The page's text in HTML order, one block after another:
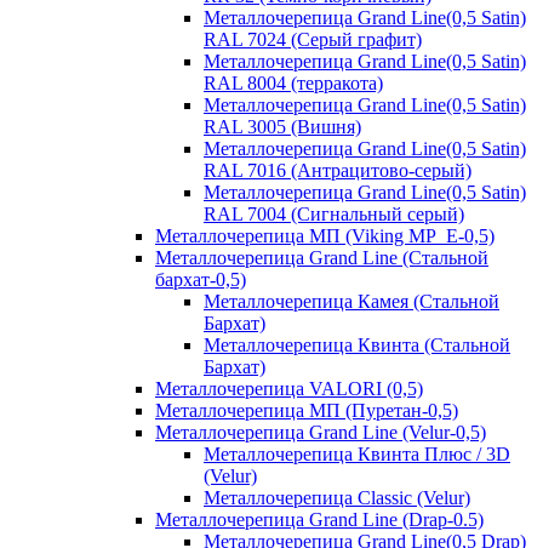
Металлочерепица Grand Line(0,5 Satin)
RAL 7024 (Серый графит)
Металлочерепица Grand Line(0,5 Satin)
RAL 8004 (терракота)
Металлочерепица Grand Line(0,5 Satin)
RAL 3005 (Вишня)
Металлочерепица Grand Line(0,5 Satin)
RAL 7016 (Антрацитово-серый)
Металлочерепица Grand Line(0,5 Satin)
RAL 7004 (Сигнальный серый)
Металлочерепица МП (Viking MP_E-0,5)
Металлочерепица Grand Line (Стальной
бархат-0,5)
Металлочерепица Камея (Стальной
Бархат)
Металлочерепица Квинта (Стальной
Бархат)
Металлочерепица VALORI (0,5)
Металлочерепица МП (Пуретан-0,5)
Металлочерепица Grand Line (Velur-0,5)
Металлочерепица Квинта Плюс / 3D
(Velur)
Металлочерепица Classic (Velur)
Металлочерепица Grand Line (Drap-0.5)
Металлочерепица Grand Line(0,5 Drap)